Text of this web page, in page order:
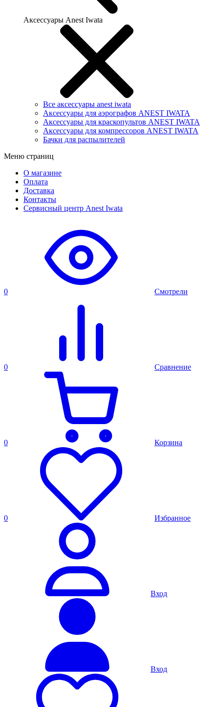
Аксессуары Anest Iwata
Все аксессуары anest iwata
Аксессуары для аэрографов ANEST IWATA
Аксессуары для краскопультов ANEST IWATA
Аксессуары для компрессоров ANEST IWATA
Бачки для распылителей
Меню страниц
О магазине
Оплата
Доставка
Контакты
Сервисный центр Anest Iwata
0 Смотрели
0 Сравнение
0 Корзина
0 Избранное
Вход
Вход